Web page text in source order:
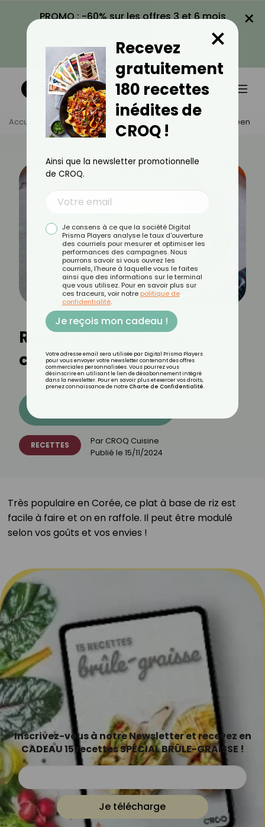
PROMO : -60% sur les offres 3 et 6 mois
VOIR LA PROMO
×
Accueil Actus Recettes Recette De Bibimbap Coréen
Recette de Bibimbap
coréen
RECETTES Par CROQ Cuisine
Publié le 15/11/2024
Très populaire en Corée, ce plat à base de riz est
facile à faire et on en raffole. Il peut être modulé
selon vos goûts et vos envies !⁣
Inscrivez-vous à notre Newsletter et recevez en
CADEAU 15 recettes SPÉCIAL BRÛLE-GRAISSE !
Je télécharge
Recevez
gratuitement
180 recettes
inédites de
CROQ !
×
Ainsi que la newsletter promotionnelle
de CROQ.
Je consens à ce que la société Digital
Prisma Players analyse le taux d'ouverture
des courriels pour mesurer et optimiser les
performances des campagnes. Nous
pourrons savoir si vous ouvrez les
courriels, l'heure à laquelle vous le faites
ainsi que des informations sur le terminal
que vous utilisez. Pour en savoir plus sur
ces traceurs, voir notre politique de
confidentialité.
Je reçois mon cadeau !
Votre adresse email sera utilisée par Digital Prisma Players
pour vous envoyer votre newsletter contenant des offres
commerciales personnalisées. Vous pourrez vous
désinscrire en utilisant le lien de désabonnement intégré
dans la newsletter. Pour en savoir plus et exercer vos droits,
prenez connaissance de notre Charte de Confidentialité.